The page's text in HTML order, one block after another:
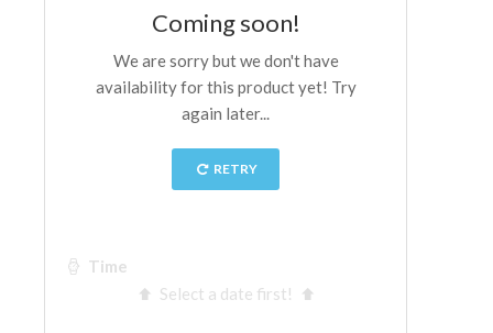
Museo Galileo
Boboli Gardens
The Arnolfo\'s tower
Vasari Corridor
Palazzo Vecchio
Jetzt buchen